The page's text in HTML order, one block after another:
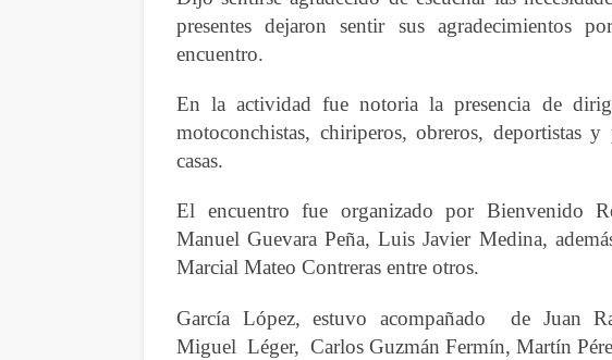
presentes dejaron sentir sus agradecimientos
encuentro.
En la actividad fue notoria la presencia de
motoconchistas, chiriperos, obreros, deportistas
casas.
El encuentro fue organizado por Bienvenido
Manuel Guevara Peña, Luis Javier Medina,
Marcial Mateo Contreras entre otros.
García López, estuvo acompañado de Juan
Miguel Léger, Carlos Guzmán Fermín, Martín